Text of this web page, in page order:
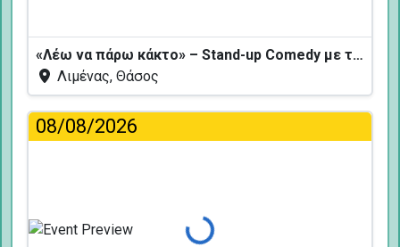
«Λέω να πάρω κάκτο» – Stand-up Comedy με τον Δημήτρη Χριστοφορίδη
Λιμένας, Θάσος
08/08/2026
Φόρτωση...